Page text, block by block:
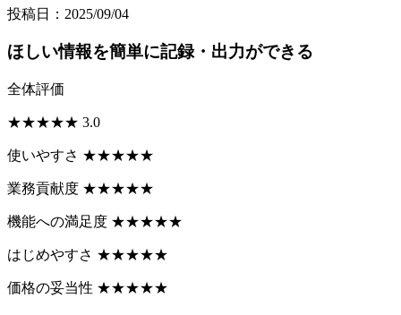
投稿日：2025/09/04
ほしい情報を簡単に記録・出力ができる
全体評価
★★★★★ 3.0
使いやすさ ★★★★★
業務貢献度 ★★★★★
機能への満足度 ★★★★★
はじめやすさ ★★★★★
価格の妥当性 ★★★★★